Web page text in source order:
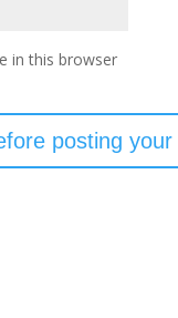
in this browser